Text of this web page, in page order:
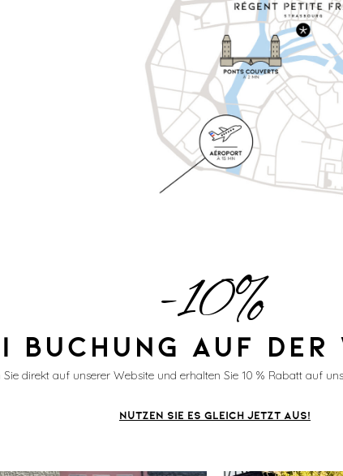
-10%
BUCHUNG AUF DER
Sie direkt auf unserer Website und erhalten Sie 10 % Rabatt auf
NUTZEN SIE ES GLEICH JETZT AUS!